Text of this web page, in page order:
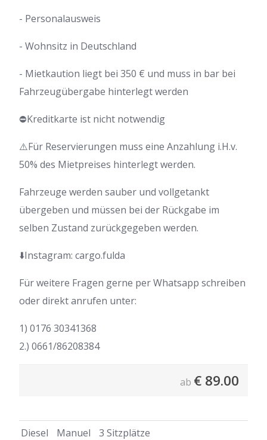
- Personalausweis
- Wohnsitz in Deutschland
- Mietkaution liegt bei 350 € und muss in bar bei
Fahrzeugübergabe hinterlegt werden
⛔Kreditkarte ist nicht notwendig
⚠️Für Reservierungen muss eine Anzahlung i.H.v.
50% des Mietpreises hinterlegt werden.
Fahrzeuge werden sauber und vollgetankt
übergeben und müssen bei der Rückgabe im
selben Zustand zurückgegeben werden.
⬇️Instagram: cargo.fulda
Für weitere Fragen gerne per Whatsapp schreiben
oder direkt anrufen unter:
1) 0176 30341368
2.) 0661/86208384
ab € 89.00
Diesel Manuel 3 Sitzplätze